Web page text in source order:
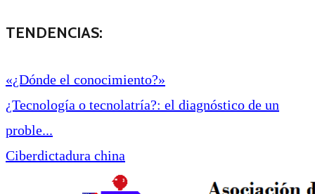
TENDENCIAS:
«¿Dónde el conocimiento?»
¿Tecnología o tecnolatría?: el diagnóstico de un
proble...
Ciberdictadura china